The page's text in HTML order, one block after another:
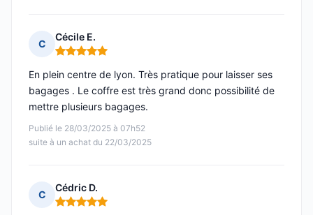
C
Cécile E.
Note : 5 sur 5
Publié le 28/03/2025 à 07h52
suite à un achat du 22/03/2025
En plein centre de lyon. Très pratique pour laisser ses
bagages . Le coffre est très grand donc possibilité de
mettre plusieurs bagages.
C
Cédric D.
Note : 5 sur 5